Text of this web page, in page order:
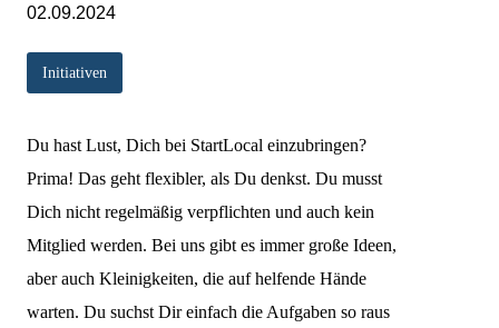
02.09.2024
Initiativen
Du hast Lust, Dich bei StartLocal einzubringen?
Prima! Das geht flexibler, als Du denkst. Du musst
Dich nicht regelmäßig verpflichten und auch kein
Mitglied werden. Bei uns gibt es immer große Ideen,
aber auch Kleinigkeiten, die auf helfende Hände
warten. Du suchst Dir einfach die Aufgaben so raus